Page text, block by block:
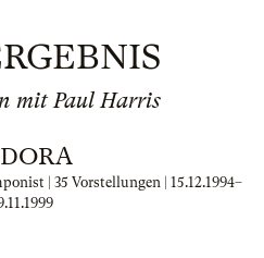
mit Paul Harris
| 35 Vorstellungen | 15.12.1994–